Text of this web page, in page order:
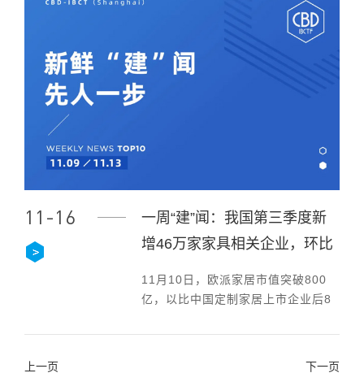
11-16
一周“建”闻：我国第三季度新
增46万家家具相关企业，环比
上涨3.5%；“双十一”成交额彰
显消费复苏
11月10日，欧派家居市值突破800
亿，以比中国定制家居上市企业后8
行业新巅峰。
上一页 下一页